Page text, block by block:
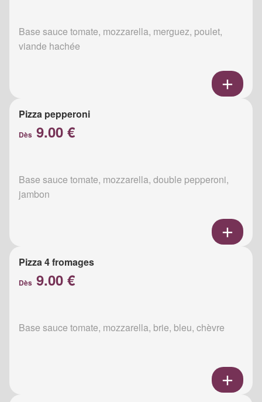
Base sauce tomate, mozzarella, merguez, poulet,
viande hachée
Pizza pepperoni
Dès 9.00 €
Base sauce tomate, mozzarella, double pepperoni,
jambon
Pizza 4 fromages
Dès 9.00 €
Base sauce tomate, mozzarella, brie, bleu, chèvre